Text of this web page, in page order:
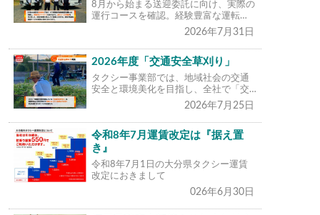
8月から始まる送迎委託に向け、実際の
運行コースを確認。経験豊富な運転…
2026年7月31日
2026年度「交通安全草刈り」
タクシー事業部では、地域社会の交通
安全と環境美化を目指し、全社で「交…
2026年7月25日
令和8年7月運賃改定は『据え置
き』
令和8年7月1日の大分県タクシー運賃
改定におきまして
026年6月30日